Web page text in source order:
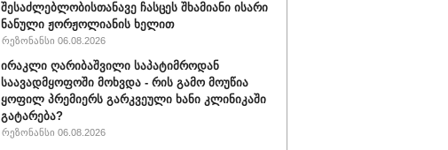
შესაძლებლობისთანავე ჩასცეს შხამიანი ისარი
ნანული ჟორჟოლიანის ხელით
რეზონანსი 06.08.2026
ირაკლი ღარიბაშვილი საპატიმროდან
საავადმყოფოში მოხვდა - რის გამო მოუწია
ყოფილ პრემიერს გარკვეული ხანი კლინიკაში
გატარება?
რეზონანსი 06.08.2026